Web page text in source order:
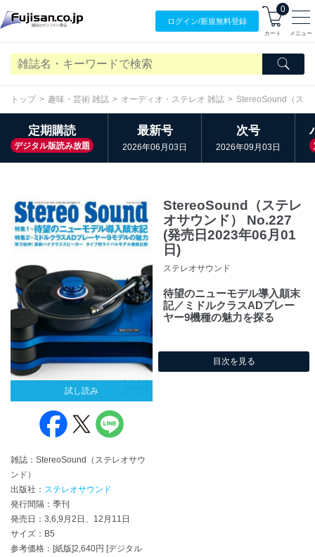
ログイン/新規無料登録
0
カート メニュー
トップ 趣味・芸術 雑誌 オーディオ・ステレオ 雑誌 StereoSound（ステ
定期購読
デジタル版読み放題
最新号
2026年06月03日
次号
2026年09月03日
試し読み
雑誌：StereoSound（ステレオサウ
ンド）
出版社： ステレオサウンド
発行間隔：季刊
発売日：3,6,9月2日、12月11日
サイズ：B5
参考価格：[紙版]2,640円 [デジタル
StereoSound（ステレ
オサウンド） No.227
(発売日2023年06月01
日)
ステレオサウンド
待望のニューモデル導入顛末
記／ミドルクラスADプレー
ヤー9機種の魅力を探る
目次を見る